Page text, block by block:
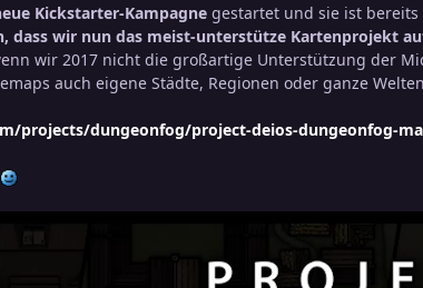
Kickstarter-Kampagne gestartet und sie ist
dass wir nun das meist-unterstütze Kartenprojekt
wir 2017 nicht die großartige Unterstützung der
auch eigene Städte, Regionen oder ganze
projects/dungeonfog/project-deios-dungeonfog-